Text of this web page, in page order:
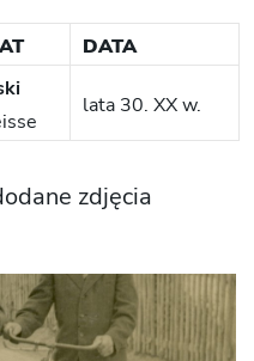
DATA
lata 30. XX w.
zdjęcia